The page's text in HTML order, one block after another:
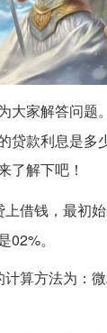
大家解答问题。
贷款利息是多
了解下吧！
借钱，最初
02%。
算方法为：